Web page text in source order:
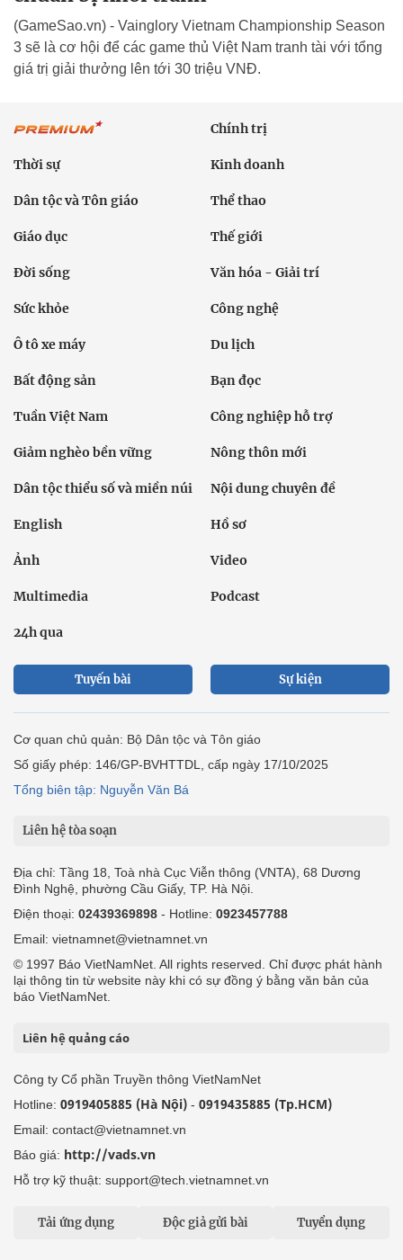
(GameSao.vn) - Vainglory Vietnam Championship Season
3 sẽ là cơ hội để các game thủ Việt Nam tranh tài với tổng
giá trị giải thưởng lên tới 30 triệu VNĐ.
Chính trị
Thời sự Kinh doanh
Dân tộc và Tôn giáo Thể thao
Giáo dục Thế giới
Đời sống Văn hóa - Giải trí
Sức khỏe Công nghệ
Ô tô xe máy Du lịch
Bất động sản Bạn đọc
Tuần Việt Nam Công nghiệp hỗ trợ
Giảm nghèo bền vững Nông thôn mới
Dân tộc thiểu số và miền núi Nội dung chuyên đề
English Hồ sơ
Ảnh Video
Multimedia Podcast
24h qua
Tuyến bài Sự kiện
Cơ quan chủ quản: Bộ Dân tộc và Tôn giáo
Số giấy phép: 146/GP-BVHTTDL, cấp ngày 17/10/2025
Tổng biên tập: Nguyễn Văn Bá
Liên hệ tòa soạn
Địa chỉ: Tầng 18, Toà nhà Cục Viễn thông (VNTA), 68 Dương
Đình Nghệ, phường Cầu Giấy, TP. Hà Nội.
Điện thoại: 02439369898 - Hotline: 0923457788
Email: vietnamnet@vietnamnet.vn
© 1997 Báo VietNamNet. All rights reserved. Chỉ được phát hành
lại thông tin từ website này khi có sự đồng ý bằng văn bản của
báo VietNamNet.
Liên hệ quảng cáo
Công ty Cổ phần Truyền thông VietNamNet
Hotline: 0919405885 (Hà Nội) - 0919435885 (Tp.HCM)
Email: contact@vietnamnet.vn
Báo giá: http://vads.vn
Hỗ trợ kỹ thuật: support@tech.vietnamnet.vn
Tải ứng dụng Độc giả gửi bài Tuyển dụng